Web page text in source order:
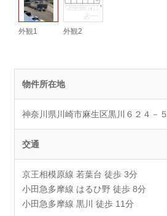
外観1 外観2
物件所在地
神奈川県川崎市麻生区黒川６２４－５
交通
京王相模原線 若葉台 徒歩 3分
小田急多摩線 はるひ野 徒歩 8分
小田急多摩線 黒川 徒歩 11分